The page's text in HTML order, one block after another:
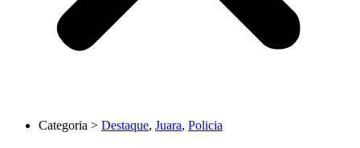
Categoria > Destaque, Juara, Policia